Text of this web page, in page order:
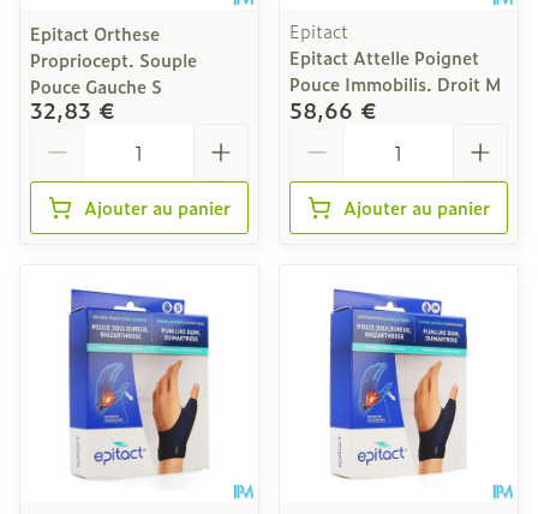
Epitact Orthese
Propriocept. Souple
Pouce Gauche S
32,83 €
Ajouter au panier
Epitact
Epitact Attelle Poignet
Pouce Immobilis. Droit M
58,66 €
Ajouter au panier